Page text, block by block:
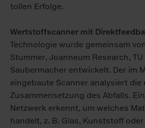
tollen Erfolge.
Wertstoffscanner mit
Technologie wurde gemeinsam
Stummer, Joanneum Research,
Saubermacher entwickelt. Der im
eingebaute Scanner analysiert die
Zusammensetzung des Abfalls.
Netzwerk erkennt, um welches
handelt, z. B. Glas, Kunststoff